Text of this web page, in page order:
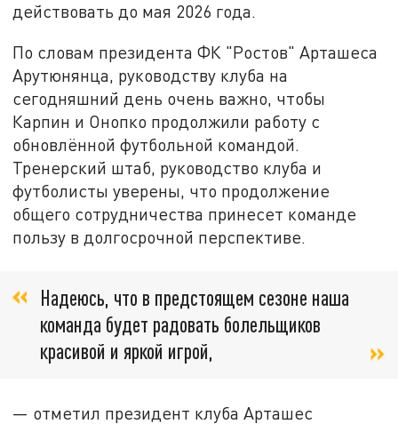
действовать до мая 2026 года.
По словам президента ФК "Ростов" Арташеса
Арутюнянца, руководству клуба на
сегодняшний день очень важно, чтобы
Карпин и Онопко продолжили работу с
обновлённой футбольной командой.
Тренерский штаб, руководство клуба и
футболисты уверены, что продолжение
общего сотрудничества принесет команде
пользу в долгосрочной перспективе.
Надеюсь, что в предстоящем сезоне наша
команда будет радовать болельщиков
красивой и яркой игрой,
— отметил президент клуба Арташес